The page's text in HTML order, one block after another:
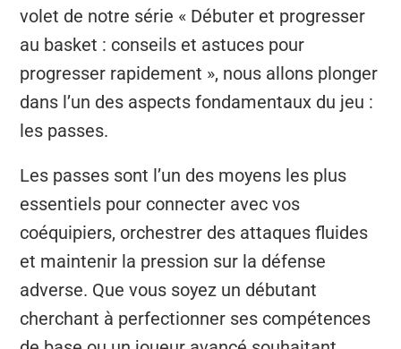
volet de notre série « Débuter et progresser
au basket : conseils et astuces pour
progresser rapidement », nous allons plonger
dans l’un des aspects fondamentaux du jeu :
les passes.
Les passes sont l’un des moyens les plus
essentiels pour connecter avec vos
coéquipiers, orchestrer des attaques fluides
et maintenir la pression sur la défense
adverse. Que vous soyez un débutant
cherchant à perfectionner ses compétences